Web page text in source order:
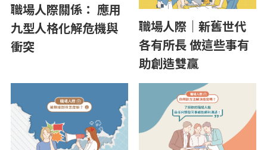
職場人際關係： 應用
九型人格化解危機與
衝突
職場人際｜新舊世代
各有所長 做這些事有
助創造雙贏